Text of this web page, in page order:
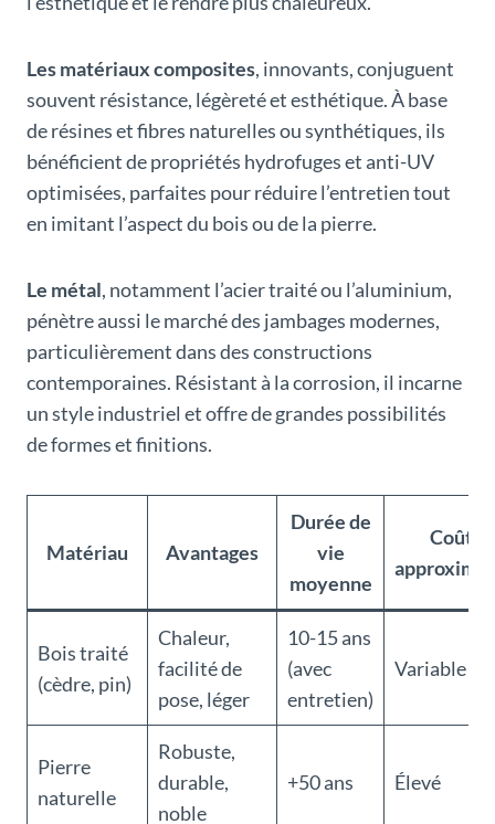
Les matériaux composites, innovants, conjuguent
souvent résistance, légèreté et esthétique. À base
de résines et fibres naturelles ou synthétiques, ils
bénéficient de propriétés hydrofuges et anti-UV
optimisées, parfaites pour réduire l’entretien tout
en imitant l’aspect du bois ou de la pierre.
Le métal, notamment l’acier traité ou l’aluminium,
pénètre aussi le marché des jambages modernes,
particulièrement dans des constructions
contemporaines. Résistant à la corrosion, il incarne
un style industriel et offre de grandes possibilités
de formes et finitions.
Matériau Avantages
Durée de
vie
moyenne
Coût
Bois traité
(cèdre, pin)
Chaleur,
facilité de
pose, léger
10-15 ans
(avec
entretien)
Variable
Pierre
naturelle
Robuste,
durable,
noble
+50 ans Élevé